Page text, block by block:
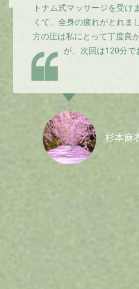
トナム式マッサージを受け
くて、全身の疲れがとれま
方の圧は私にとって丁度良
が、次回は120分で
杉本麻衣